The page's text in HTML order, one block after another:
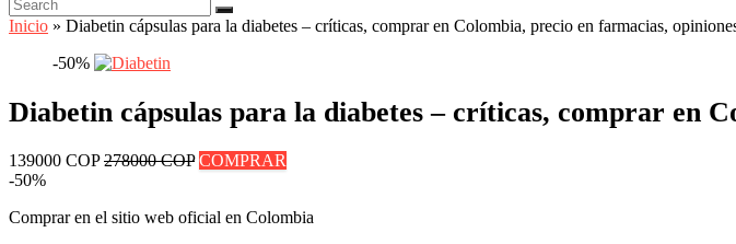
Inicio » Diabetin cápsulas para la diabetes – críticas, comprar en Colombia, precio en farmacias,
-50%
Diabetin cápsulas para la diabetes – críticas, comprar en
139000 COP 278000 COP COMPRAR
-50%
Comprar en el sitio web oficial en Colombia